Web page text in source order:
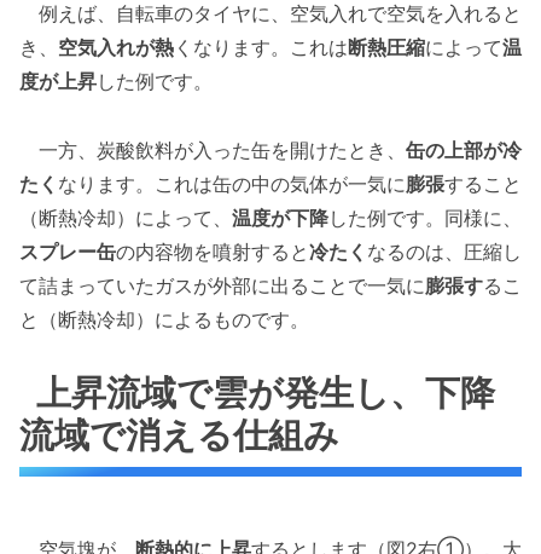
例えば、自転車のタイヤに、空気入れで空気を入れると
き、 空気入れが熱 くなります。これは断熱圧縮によって温
度が上昇した例です。
一方、炭酸飲料が入った缶を開けたとき、 缶の上部が冷
たく なります。これは缶の中の気体が一気に膨張すること
（断熱冷却）によって、 温度が下降した例です。同様に、
スプレー缶の内容物を噴射すると冷たく なるのは、圧縮し
て詰まっていたガスが外部に出ることで一気に膨張するこ
と（断熱冷却）によるものです。
上昇流域で雲が発生し、下降
流域で消える仕組み